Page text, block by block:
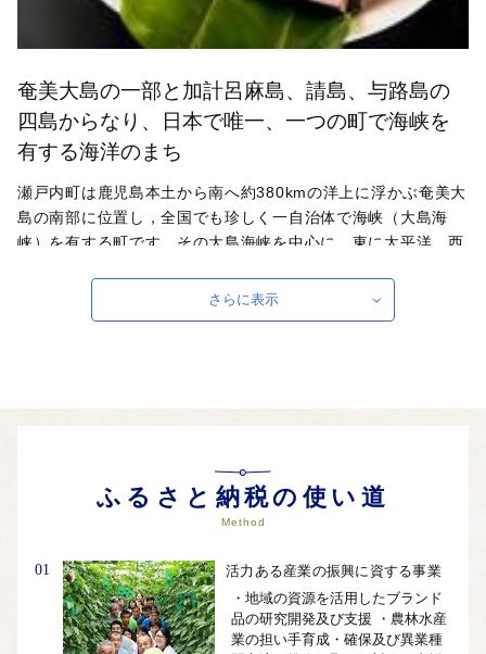
奄美大島の一部と加計呂麻島、請島、与路島の
四島からなり、日本で唯一、一つの町で海峡を
有する海洋のまち
瀬戸内町は鹿児島本土から南へ約380kmの洋上に浮かぶ奄美大
島の南部に位置し，全国でも珍しく一自治体で海峡（大島海
峡）を有する町です。その大島海峡を中心に，東に太平洋，西
をほこり，鮮やかなサンゴ礁や色とりどりの熱帯魚を数多く見
ることができます。また，島唄や諸鈍シバヤ（国指定重要無形
さらに表示
ふるさと納税の使い道
Method
01
活力ある産業の振興に資する事業
・地域の資源を活用したブランド
品の研究開発及び支援 ・農林水産
業の担い手育成・確保及び異業種